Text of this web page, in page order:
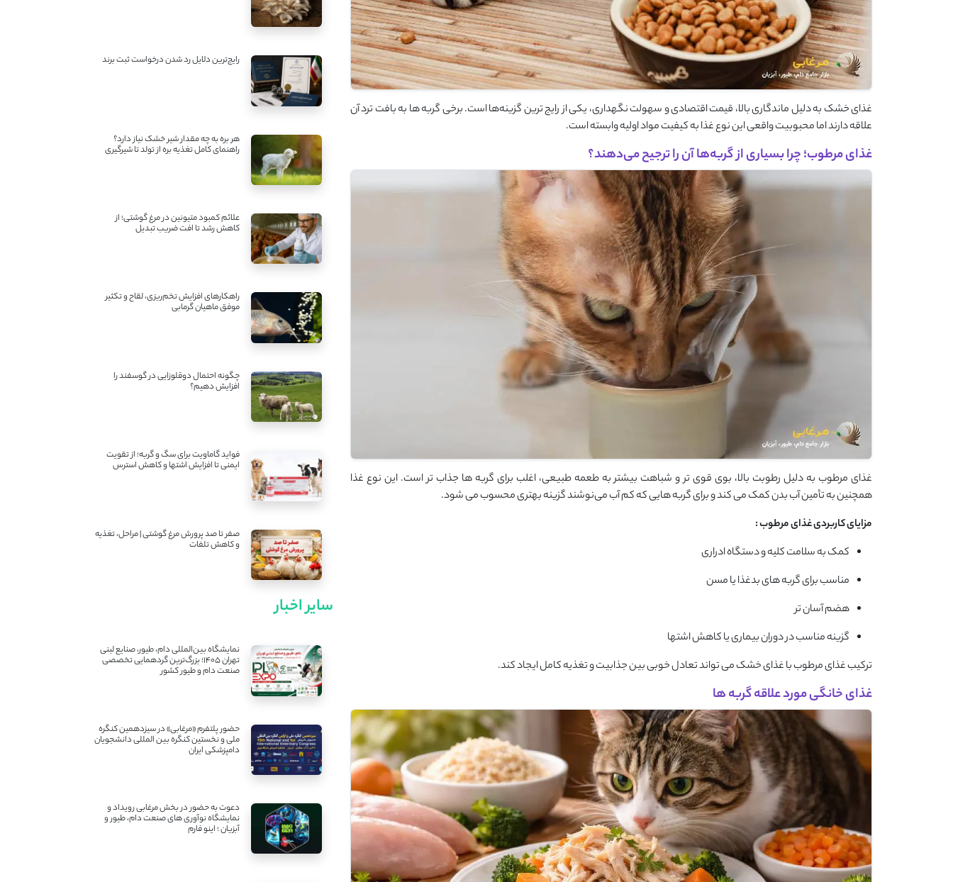
غذای خشک به دلیل ماندگاری بالا، قیمت اقتصادی و سهولت نگهداری، یکی از رایج ترین گزینه‌ها است. برخی گربه ها به بافت ترد آن
علاقه دارند اما محبوبیت واقعی این نوع غذا به کیفیت مواد اولیه وابسته است.
غذای مرطوب؛ چرا بسیاری از گربه‌ها آن را ترجیح می‌دهند؟
غذای مرطوب به دلیل رطوبت بالا، بوی قوی تر و شباهت بیشتر به طعمه طبیعی، اغلب برای گربه ها جذاب تر است. این نوع غذا
همچنین به تأمین آب بدن کمک می کند و برای گربه هایی که کم آب می‌نوشند گزینه بهتری محسوب می شود.
مزایای کاربردی غذای مرطوب:
کمک به سلامت کلیه و دستگاه ادراری
مناسب برای گربه های بدغذا یا مسن
هضم آسان تر
گزینه مناسب در دوران بیماری یا کاهش اشتها
ترکیب غذای مرطوب با غذای خشک می تواند تعادل خوبی بین جذابیت و تغذیه کامل ایجاد کند.
غذای خانگی مورد علاقه گربه ها
رایج‌ترین دلایل رد شدن درخواست ثبت برند
هر بره به چه مقدار شیر خشک نیاز دارد؟
راهنمای کامل تغذیه بره از تولد تا شیرگیری
علائم کمبود متیونین در مرغ گوشتی؛ از
کاهش رشد تا افت ضریب تبدیل
راهکارهای افزایش تخم‌ریزی، لقاح و تکثیر
موفق ماهیان گرمابی
چگونه احتمال دوقلوزایی در گوسفند را
افزایش دهیم؟
فواید گاماویت برای سگ و گربه؛ از تقویت
ایمنی تا افزایش اشتها و کاهش استرس
صفر تا صد پرورش مرغ گوشتی | مراحل، تغذیه
و کاهش تلفات
سایر اخبار
نمایشگاه بین‌المللی دام، طیور، صنایع لبنی
تهران ۱۴۰۵؛ بزرگ‌ترین گردهمایی تخصصی
صنعت دام و طیور کشور
حضور پلتفرم «مرغابی» در سیزدهمین کنگره
ملی و نخستین کنگره بین ‌المللی دانشجویان
دامپزشکی ایران
دعوت به حضور در بخش مرغابی رویداد و
نمایشگاه نوآوری های صنعت دام، طیور و
آبزیان ؛ اینو فارم